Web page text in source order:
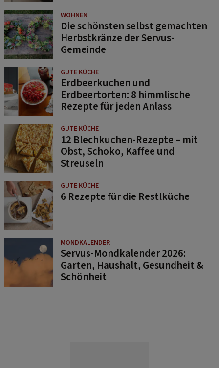
WOHNEN
Die schönsten selbst gemachten
Herbstkränze der Servus-
Gemeinde
GUTE KÜCHE
Erdbeerkuchen und
Erdbeertorten: 8 himmlische
Rezepte für jeden Anlass
GUTE KÜCHE
12 Blechkuchen-Rezepte – mit
Obst, Schoko, Kaffee und
Streuseln
GUTE KÜCHE
6 Rezepte für die Restlküche
MONDKALENDER
Servus-Mondkalender 2026:
Garten, Haushalt, Gesundheit &
Schönheit